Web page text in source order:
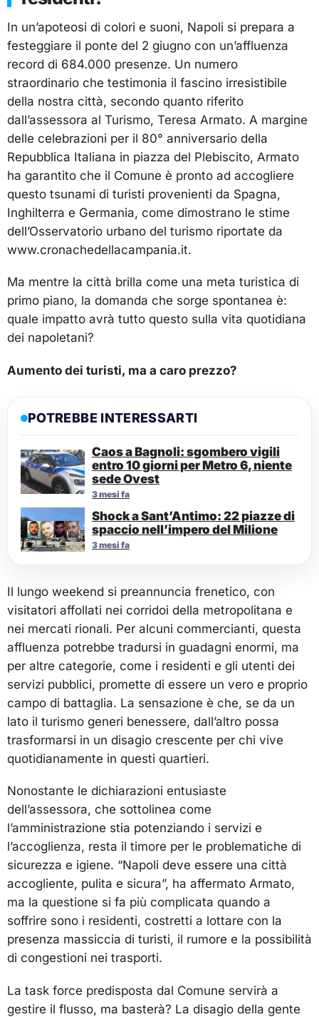
In un’apoteosi di colori e suoni, Napoli si prepara a
festeggiare il ponte del 2 giugno con un’affluenza
record di 684.000 presenze. Un numero
straordinario che testimonia il fascino irresistibile
della nostra città, secondo quanto riferito
dall’assessora al Turismo, Teresa Armato. A margine
delle celebrazioni per il 80° anniversario della
Repubblica Italiana in piazza del Plebiscito, Armato
ha garantito che il Comune è pronto ad accogliere
questo tsunami di turisti provenienti da Spagna,
Inghilterra e Germania, come dimostrano le stime
dell’Osservatorio urbano del turismo riportate da
www.cronachedellacampania.it.
Ma mentre la città brilla come una meta turistica di
primo piano, la domanda che sorge spontanea è:
quale impatto avrà tutto questo sulla vita quotidiana
dei napoletani?
Aumento dei turisti, ma a caro prezzo?
POTREBBE INTERESSARTI
Caos a Bagnoli: sgombero vigili
entro 10 giorni per Metro 6, niente
sede Ovest
3 mesi fa
Shock a Sant’Antimo: 22 piazze di
spaccio nell’impero del Milione
3 mesi fa
Il lungo weekend si preannuncia frenetico, con
visitatori affollati nei corridoi della metropolitana e
nei mercati rionali. Per alcuni commercianti, questa
affluenza potrebbe tradursi in guadagni enormi, ma
per altre categorie, come i residenti e gli utenti dei
servizi pubblici, promette di essere un vero e proprio
campo di battaglia. La sensazione è che, se da un
lato il turismo generi benessere, dall’altro possa
trasformarsi in un disagio crescente per chi vive
quotidianamente in questi quartieri.
Nonostante le dichiarazioni entusiaste
dell’assessora, che sottolinea come
l’amministrazione stia potenziando i servizi e
l’accoglienza, resta il timore per le problematiche di
sicurezza e igiene. “Napoli deve essere una città
accogliente, pulita e sicura”, ha affermato Armato,
ma la questione si fa più complicata quando a
soffrire sono i residenti, costretti a lottare con la
presenza massiccia di turisti, il rumore e la possibilità
di congestioni nei trasporti.
La task force predisposta dal Comune servirà a
gestire il flusso, ma basterà? La disagio della gente